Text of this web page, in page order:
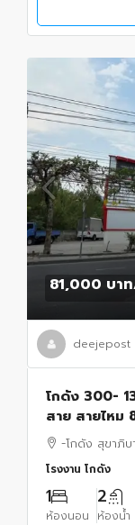
81,000 บาท
deejepost
โกดัง 300-
สาย สายไหม
ได้ -โกดัง สุขาภิบ
โรงงาน โกดัง
1
ห้องนอน
2
ห้องน้ำ